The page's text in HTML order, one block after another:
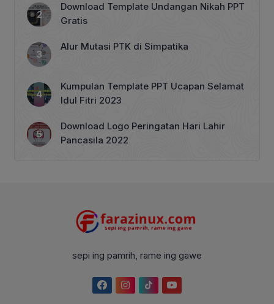
Download Template Undangan Nikah PPT
Gratis
Alur Mutasi PTK di Simpatika
Kumpulan Template PPT Ucapan Selamat
Idul Fitri 2023
Download Logo Peringatan Hari Lahir
Pancasila 2022
sepi ing pamrih, rame ing gawe